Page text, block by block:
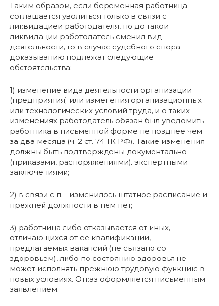
Таким образом, если беременная работница
соглашается уволиться только в связи с
ликвидацией работодателя, но до такой
ликвидации работодатель сменил вид
деятельности, то в случае судебного спора
доказыванию подлежат следующие
обстоятельства:
1) изменение вида деятельности организации
(предприятия) или изменения организационных
или технологических условий труда, и о таких
изменениях работодатель обязан был уведомить
работника в письменной форме не позднее чем
за два месяца (ч. 2 ст. 74 ТК РФ). Такие изменения
должны быть подтверждены документально
(приказами, распоряжениями), экспертными
заключениями;
2) в связи с п. 1 изменилось штатное расписание и
прежней должности в нем нет;
3) работница либо отказывается от иных,
отличающихся от ее квалификации,
предлагаемых вакансий (не связано со
здоровьем), либо по состоянию здоровья не
может исполнять прежнюю трудовую функцию в
новых условиях. Отказ оформляется письменным
заявлением.